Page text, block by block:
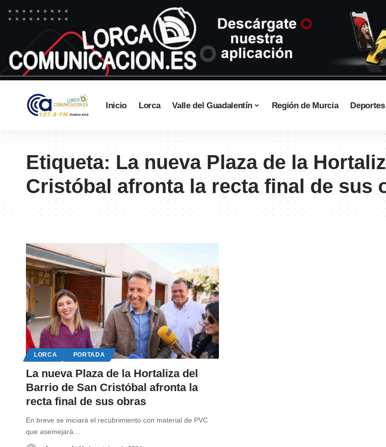
Inicio Lorca Valle del Guadalentín Región de Murcia Deportes
Etiqueta:La nueva Plaza de la
Cristóbal afronta la recta final de sus
LORCA PORTADA
La nueva Plaza de la Hortaliza del
Barrio de San Cristóbal afronta la
recta final de sus obras
En breve se iniciará el recubrimiento con material de PVC
que asemejará…